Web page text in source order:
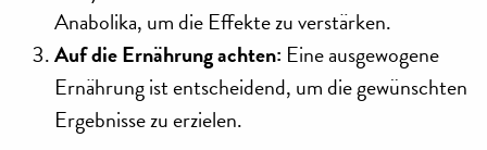
Anabolika, um die Effekte zu verstärken.
Auf die Ernährung achten: Eine ausgewogene
Ernährung ist entscheidend, um die gewünschten
Ergebnisse zu erzielen.